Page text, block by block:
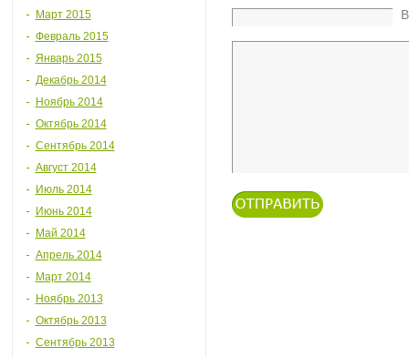
Март 2015
Февраль 2015
Январь 2015
Декабрь 2014
Ноябрь 2014
Октябрь 2014
Сентябрь 2014
Август 2014
Июль 2014
Июнь 2014
Май 2014
Апрель 2014
Март 2014
Ноябрь 2013
Октябрь 2013
Сентябрь 2013